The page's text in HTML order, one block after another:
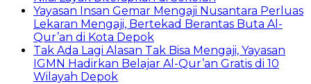
Yayasan Insan Gemar Mengaji Nusantara Perluas
Lekaran Mengaji, Bertekad Berantas Buta Al-
Qur’an di Kota Depok
Tak Ada Lagi Alasan Tak Bisa Mengaji, Yayasan
IGMN Hadirkan Belajar Al-Qur’an Gratis di 10
Wilayah Depok